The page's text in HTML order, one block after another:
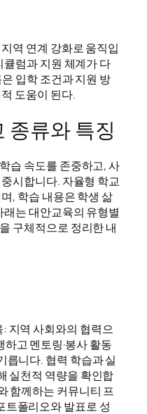
역 연계 강화로 움직입
럼과 지원 체계가 다
입학 조건과 지원 방
도움이 된다.
종류와 특징
습 속도를 존중하고, 사
시합니다. 자율형 학교
, 학습 내용은 학생 삶
는 대안교육의 유형별
구체적으로 정리한 내
지역 사회와의 협력으
고 멘토링·봉사 활동
릅니다. 협력 학습과 실
실천적 역량을 확인합
함께하는 커뮤니티 프
트폴리오와 발표로 성